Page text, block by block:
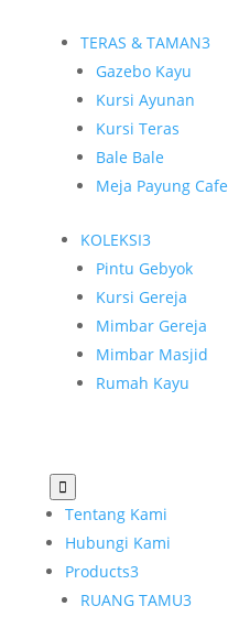
TERAS & TAMAN3
Gazebo Kayu
Kursi Ayunan
Kursi Teras
Bale Bale
Meja Payung Cafe
KOLEKSI3
Pintu Gebyok
Kursi Gereja
Mimbar Gereja
Mimbar Masjid
Rumah Kayu

Tentang Kami
Hubungi Kami
Products3
RUANG TAMU3